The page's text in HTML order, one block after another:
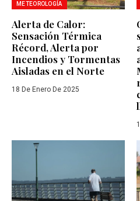
METEOROLOGÍA
Alerta de Calor:
Sensación Térmica
Récord, Alerta por
Incendios y Tormentas
Aisladas en el Norte
18 De Enero De 2025